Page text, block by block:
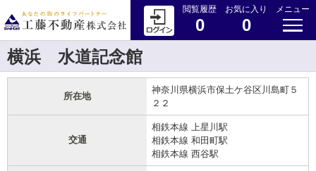
閲覧履歴
0
お気に入り
0
メニュー
横浜 水道記念館
所在地
神奈川県横浜市保土ケ谷区川島町５
２２
交通
相鉄本線 上星川駅
相鉄本線 和田町駅
相鉄本線 西谷駅